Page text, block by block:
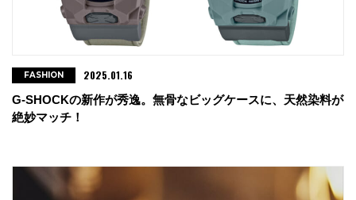
G-SHOCKの新作が秀逸。無骨なビッグケースに、天然染料が
絶妙マッチ！
FASHION 2025.01.16